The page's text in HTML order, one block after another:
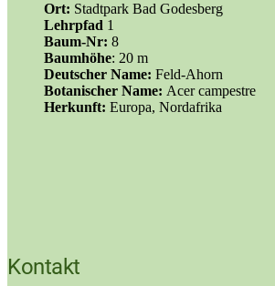
Ort: Stadtpark Bad Godesberg
Lehrpfad 1
Baum-Nr: 8
Baumhöhe: 20 m
Deutscher Name: Feld-Ahorn
Botanischer Name: Acer campestre
Herkunft: Europa, Nordafrika
Kontakt